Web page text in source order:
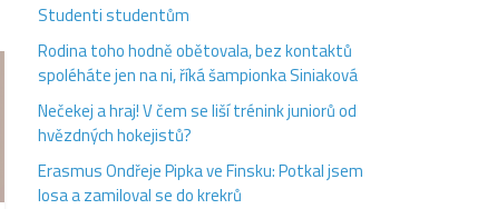
Studenti studentům
Rodina toho hodně obětovala, bez kontaktů
spoléháte jen na ni, říká šampionka Siniaková
Nečekej a hraj! V čem se liší trénink juniorů od
hvězdných hokejistů?
Erasmus Ondřeje Pipka ve Finsku: Potkal jsem
losa a zamiloval se do krekrů